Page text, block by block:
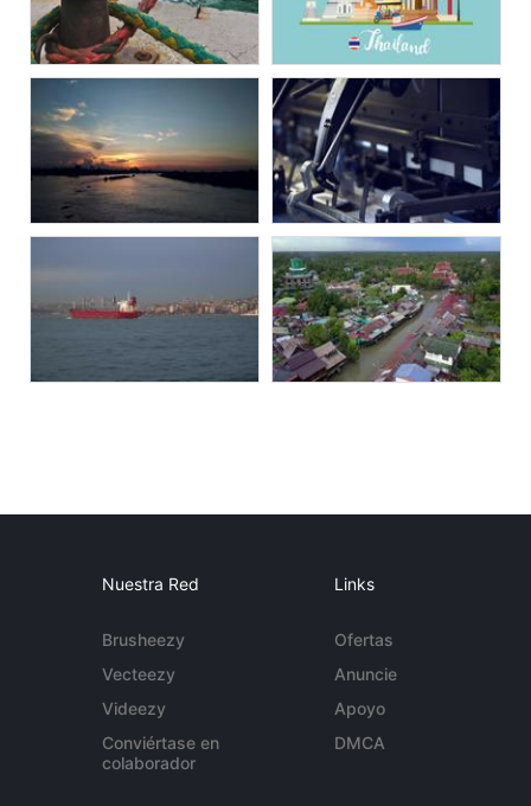
Nuestra Red
Brusheezy
Vecteezy
Videezy
Conviértase en
colaborador
Links
Ofertas
Anuncie
Apoyo
DMCA